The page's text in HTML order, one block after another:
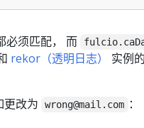
必须匹配， 而
rekor（透明日志）
实例
更改为 wrong@mail.com ：